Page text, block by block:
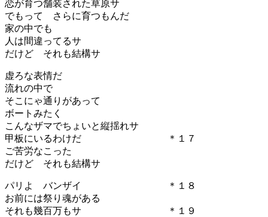
恋が育つ舗装された草原サ
でもって さらに育つもんだ
家の中でも
人は間違ってるサ
だけど それも結構サ
虚ろな表情だ
流れの中で
そこにゃ通りがあって
ボートみたく
こんなザマでちょいと縦揺れサ
甲板にいるわけだ ＊１７
ご苦労なこった
だけど それも結構サ
パリよ バンザイ ＊１８
お前には祭り魂がある
それも幾百万もサ ＊１９